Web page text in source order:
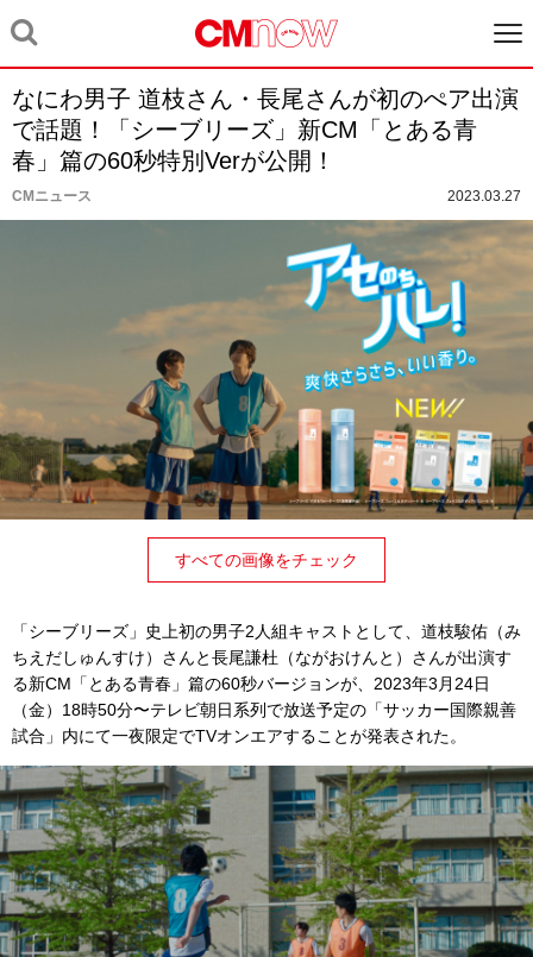
なにわ男子 道枝さん・長尾さんが初のぺア出演
で話題！「シーブリーズ」新CM「とある青
春」篇の60秒特別Verが公開！
CMニュース 2023.03.27
すべての画像をチェック
「シーブリーズ」史上初の男子2人組キャストとして、道枝駿佑（み
ちえだしゅんすけ）さんと長尾謙杜（ながおけんと）さんが出演す
る新CM「とある青春」篇の60秒バージョンが、2023年3月24日
（金）18時50分〜テレビ朝日系列で放送予定の「サッカー国際親善
試合」内にて一夜限定でTVオンエアすることが発表された。